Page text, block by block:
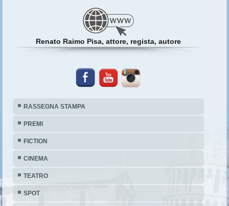
Renato Raimo Pisa, attore, regista, autore
RASSEGNA STAMPA
PREMI
FICTION
CINEMA
TEATRO
SPOT